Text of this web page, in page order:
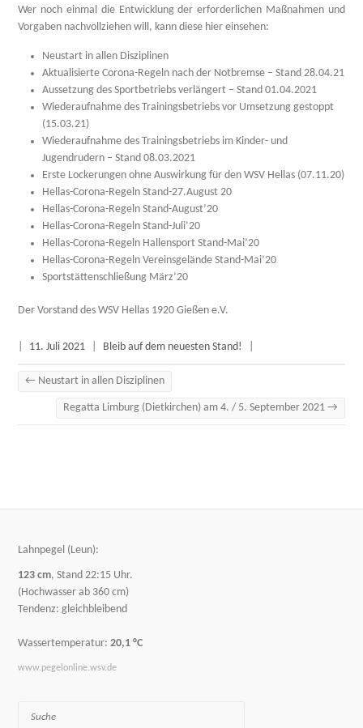
Wer noch einmal die Entwicklung der erforderlichen Maßnahmen und
Vorgaben nachvollziehen will, kann diese hier einsehen:
Neustart in allen Disziplinen
Aktualisierte Corona-Regeln nach der Notbremse – Stand 28.04.21
Aussetzung des Sportbetriebs verlängert – Stand 01.04.2021
Wiederaufnahme des Trainingsbetriebs vor Umsetzung gestoppt
(15.03.21)
Wiederaufnahme des Trainingsbetriebs im Kinder- und
Jugendrudern – Stand 08.03.2021
Erste Lockerungen ohne Auswirkung für den WSV Hellas (07.11.20)
Hellas-Corona-Regeln Stand-27.August 20
Hellas-Corona-Regeln Stand-August’20
Hellas-Corona-Regeln Stand-Juli’20
Hellas-Corona-Regeln Hallensport Stand-Mai’20
Hellas-Corona-Regeln Vereinsgelände Stand-Mai’20
Sportstättenschließung März’20
Der Vorstand des WSV Hellas 1920 Gießen e.V.
11. Juli 2021 Bleib auf dem neuesten Stand!
← Neustart in allen Disziplinen
Regatta Limburg (Dietkirchen) am 4. / 5. September 2021 →
Lahnpegel (Leun):
123 cm, Stand 22:15 Uhr.
(Hochwasser ab 360 cm)
Tendenz: gleichbleibend
Wassertemperatur:20,1 °C
www.pegelonline.wsv.de